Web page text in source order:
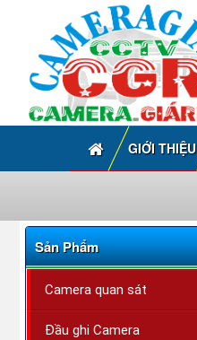
GIỚI THIỆU
Sản Phẩm
Camera quan sát
Đầu ghi Camera